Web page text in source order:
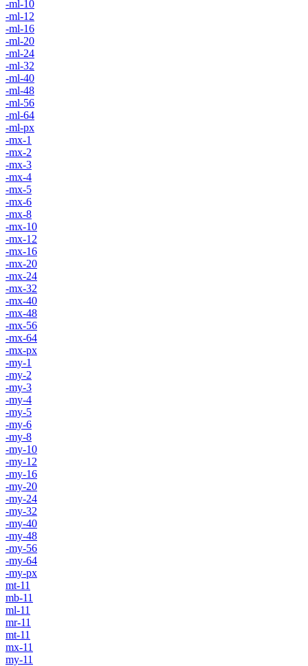
-ml-10
-ml-12
-ml-16
-ml-20
-ml-24
-ml-32
-ml-40
-ml-48
-ml-56
-ml-64
-ml-px
-mx-1
-mx-2
-mx-3
-mx-4
-mx-5
-mx-6
-mx-8
-mx-10
-mx-12
-mx-16
-mx-20
-mx-24
-mx-32
-mx-40
-mx-48
-mx-56
-mx-64
-mx-px
-my-1
-my-2
-my-3
-my-4
-my-5
-my-6
-my-8
-my-10
-my-12
-my-16
-my-20
-my-24
-my-32
-my-40
-my-48
-my-56
-my-64
-my-px
mt-11
mb-11
ml-11
mr-11
mt-11
mx-11
my-11